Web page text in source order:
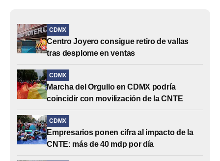
CDMX
Centro Joyero consigue retiro de vallas
tras desplome en ventas
CDMX
Marcha del Orgullo en CDMX podría
coincidir con movilización de la CNTE
CDMX
Empresarios ponen cifra al impacto de la
CNTE: más de 40 mdp por día